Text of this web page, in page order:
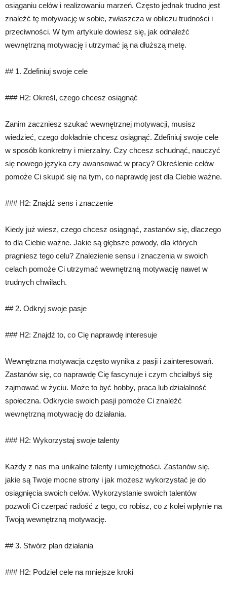
osiąganiu celów i realizowaniu marzeń. Często jednak trudno jest
znaleźć tę motywację w sobie, zwłaszcza w obliczu trudności i
przeciwności. W tym artykule dowiesz się, jak odnaleźć
wewnętrzną motywację i utrzymać ją na dłuższą metę.
## 1. Zdefiniuj swoje cele
### H2: Określ, czego chcesz osiągnąć
Zanim zaczniesz szukać wewnętrznej motywacji, musisz
wiedzieć, czego dokładnie chcesz osiągnąć. Zdefiniuj swoje cele
w sposób konkretny i mierzalny. Czy chcesz schudnąć, nauczyć
się nowego języka czy awansować w pracy? Określenie celów
pomoże Ci skupić się na tym, co naprawdę jest dla Ciebie ważne.
### H2: Znajdź sens i znaczenie
Kiedy już wiesz, czego chcesz osiągnąć, zastanów się, dlaczego
to dla Ciebie ważne. Jakie są głębsze powody, dla których
pragniesz tego celu? Znalezienie sensu i znaczenia w swoich
celach pomoże Ci utrzymać wewnętrzną motywację nawet w
trudnych chwilach.
## 2. Odkryj swoje pasje
### H2: Znajdź to, co Cię naprawdę interesuje
Wewnętrzna motywacja często wynika z pasji i zainteresowań.
Zastanów się, co naprawdę Cię fascynuje i czym chciałbyś się
zajmować w życiu. Może to być hobby, praca lub działalność
społeczna. Odkrycie swoich pasji pomoże Ci znaleźć
wewnętrzną motywację do działania.
### H2: Wykorzystaj swoje talenty
Każdy z nas ma unikalne talenty i umiejętności. Zastanów się,
jakie są Twoje mocne strony i jak możesz wykorzystać je do
osiągnięcia swoich celów. Wykorzystanie swoich talentów
pozwoli Ci czerpać radość z tego, co robisz, co z kolei wpłynie na
Twoją wewnętrzną motywację.
## 3. Stwórz plan działania
### H2: Podziel cele na mniejsze kroki